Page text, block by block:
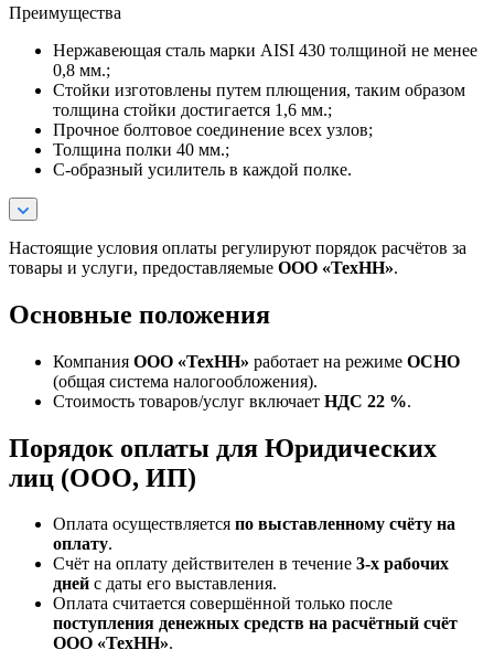
Преимущества
Нержавеющая сталь марки AISI 430 толщиной не менее
0,8 мм.;
Стойки изготовлены путем плющения, таким образом
толщина стойки достигается 1,6 мм.;
Прочное болтовое соединение всех узлов;
Толщина полки 40 мм.;
С-образный усилитель в каждой полке.
Настоящие условия оплаты регулируют порядок расчётов за
товары и услуги, предоставляемые ООО «ТехНН».
Основные положения
Компания ООО «ТехНН» работает на режиме ОСНО
(общая система налогообложения).
Стоимость товаров/услуг включает НДС 22 %.
Порядок оплаты для Юридических
лиц (ООО, ИП)
Оплата осуществляется по выставленному счёту на
оплату.
Счёт на оплату действителен в течение 3‑х рабочих
дней с даты его выставления.
Оплата считается совершённой только после
поступления денежных средств на расчётный счёт
ООО «ТехНН».